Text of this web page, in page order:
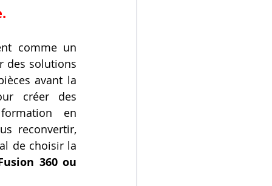
comme un
des solutions
avant la
créer des
en
reconvertir,
de choisir la
360 ou